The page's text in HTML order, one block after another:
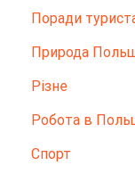
Поради
Природа
Різне
Робота в
Спорт